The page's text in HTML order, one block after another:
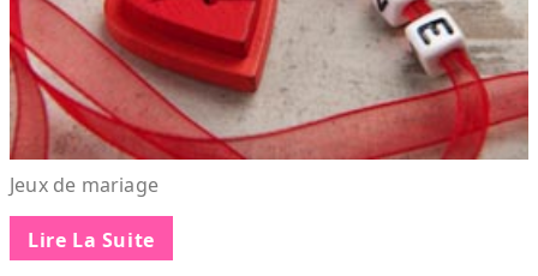
Jeux de mariage
Lire La Suite